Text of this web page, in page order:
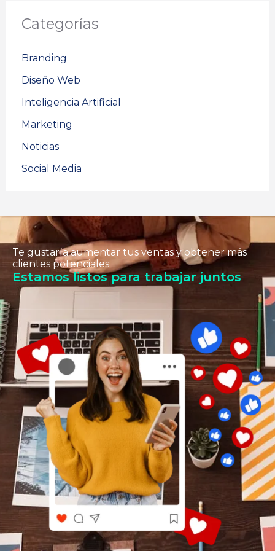
Categorías
Branding
Diseño Web
Inteligencia Artificial
Marketing
Noticias
Social Media
Te gustaría aumentar tus ventas y obtener más
clientes potenciales
Estamos listos para trabajar juntos